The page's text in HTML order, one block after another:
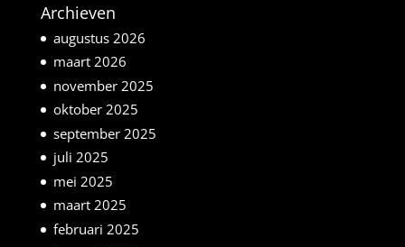
Archieven
augustus 2026
maart 2026
november 2025
oktober 2025
september 2025
juli 2025
mei 2025
maart 2025
februari 2025